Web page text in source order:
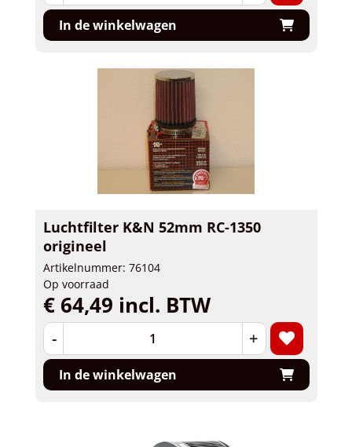
In de winkelwagen
Luchtfilter K&N 52mm RC-1350
origineel
Artikelnummer: 76104
Op voorraad
€ 64,49 incl. BTW
- +
In de winkelwagen